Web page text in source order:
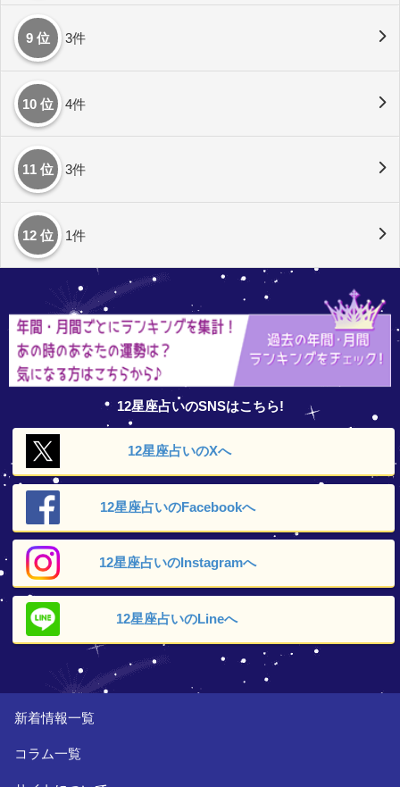
9 位 3件
10 位 4件
11 位 3件
12 位 1件
12星座占いのSNSはこちら!
12星座占いのXへ
12星座占いのFacebookへ
12星座占いのInstagramへ
12星座占いのLineへ
新着情報一覧
コラム一覧